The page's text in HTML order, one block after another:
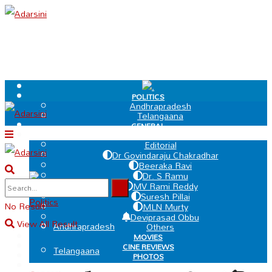
.
POLITICS
Andhrapradesh
Telangaana
GENERAL
Editorial
Dr Govindaraju Chakradhar
Beeraka Ravi
Dr. S Ramu
MV Rami Reddy
Suresh Pillai
MLN Murty
Deviprasad Obbu
Others
MOVIES
CINE REVIEWS
PHOTOS
VIDEOS
.
Politics
Andhrapradesh
Telangaana
No Result
View All Result